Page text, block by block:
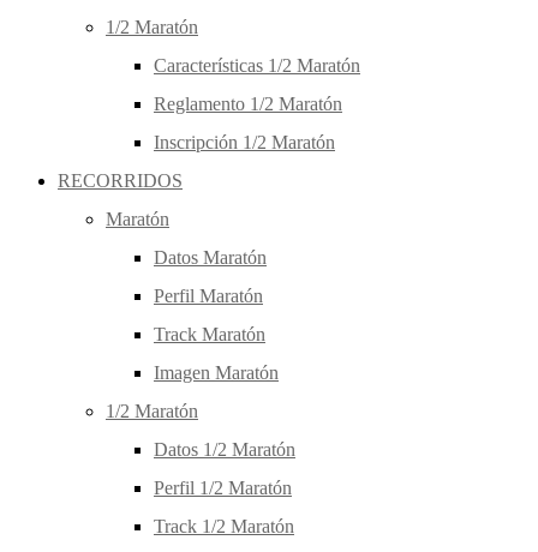
1/2 Maratón
Características 1/2 Maratón
Reglamento 1/2 Maratón
Inscripción 1/2 Maratón
RECORRIDOS
Maratón
Datos Maratón
Perfil Maratón
Track Maratón
Imagen Maratón
1/2 Maratón
Datos 1/2 Maratón
Perfil 1/2 Maratón
Track 1/2 Maratón